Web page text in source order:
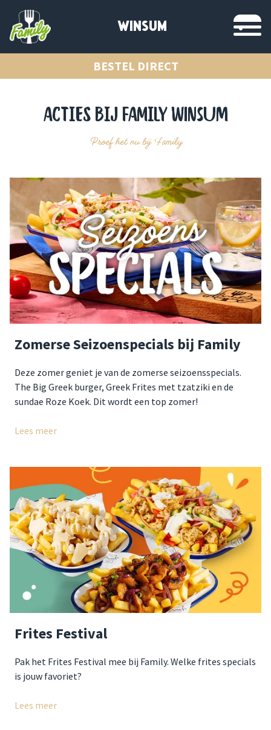
WINSUM
BESTEL DIRECT
ACTIES BIJ FAMILY Winsum
Proef het nu bij Family
Zomerse Seizoenspecials bij Family
Deze zomer geniet je van de zomerse seizoensspecials.
The Big Greek burger, Greek Frites met tzatziki en de
sundae Roze Koek. Dit wordt een top zomer!
Lees meer
Frites Festival
Pak het Frites Festival mee bij Family. Welke frites specials
is jouw favoriet?
Lees meer